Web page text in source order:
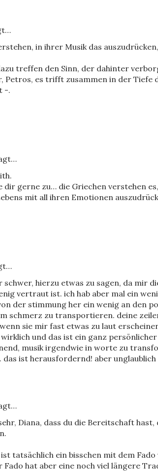
in ihrer Musik das
treffen den Sinn, der dahinter
Petros, es trifft zusammen in der Tiefe
-.
dir gerne zu… die Griechen verstehen
mit all ihren Emotionen
schwer, hierzu etwas zu sagen, da mir
vertraut ist. ich hab aber mal ein
der stimmung her ein wenig an den
schmerz zu transportieren. deine
sie mir fast etwas zu laut
und das ist ein ganz
musik irgendwie in worte zu
das ist herausfordernd! aber
Diana, dass du die Bereitschaft
tatsächlich ein bisschen mit dem
Fado hat aber eine noch viel längere